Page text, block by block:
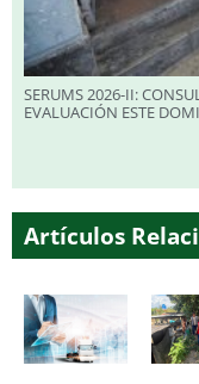
SERUMS 2026-II:
EVALUACIÓN ESTE
Artículos